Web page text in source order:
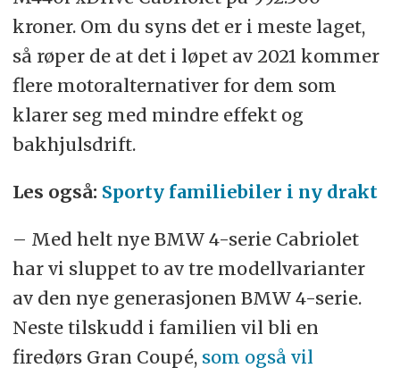
kroner. Om du syns det er i meste laget,
så røper de at det i løpet av 2021 kommer
flere motoralternativer for dem som
klarer seg med mindre effekt og
bakhjulsdrift.
Les også: Sporty familiebiler i ny drakt
– Med helt nye BMW 4-serie Cabriolet
har vi sluppet to av tre modellvarianter
av den nye generasjonen BMW 4-serie.
Neste tilskudd i familien vil bli en
firedørs Gran Coupé, som også vil